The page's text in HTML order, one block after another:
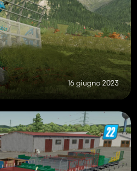
16 giugno 2023